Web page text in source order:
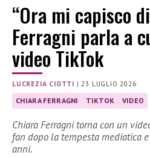
“Ora mi capisco
Ferragni parla a
video TikTok
LUCREZIA CIOTTI |23 LUGLIO 2026
CHIARA FERRAGNI TIKTOK VIDEO
Chiara Ferragni torna con un
fan dopo la tempesta mediatica
anni.